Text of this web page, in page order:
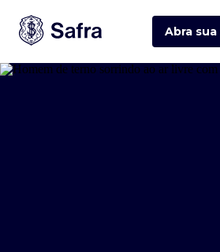
Abra sua